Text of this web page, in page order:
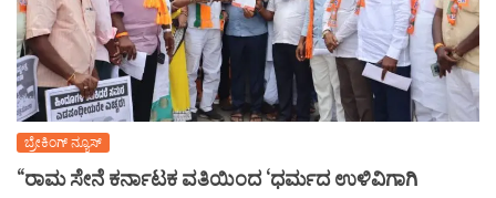
ಬ್ರೇಕಿಂಗ್ ನ್ಯೂಸ್
“ರಾಮ ಸೇನೆ ಕರ್ನಾಟಕ ವತಿಯಿಂದ ‘ಧರ್ಮದ ಉಳಿವಿಗಾಗಿ